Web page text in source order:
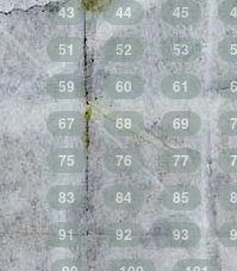
43
44 45
51
52 53
59
60 61
67
68 69
75
76 77
83
84 85
91
92 93